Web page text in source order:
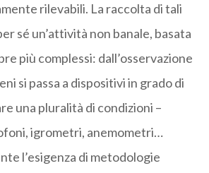
rilevabili. La raccolta di tali
sé un’attività non banale, basata
più complessi: dall’osservazione
si passa a dispositivi in grado di
una pluralità di condizioni –
igrometri, anemometri…
l’esigenza di metodologie